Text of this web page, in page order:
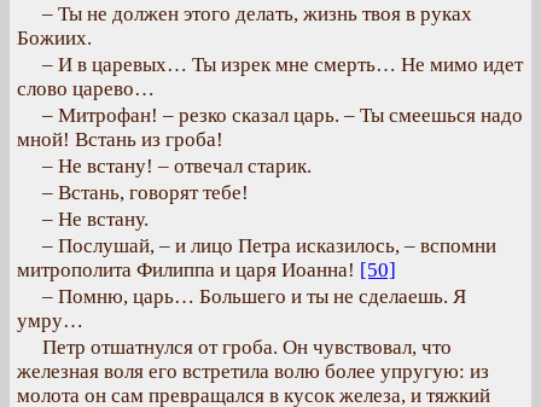
– Ты не должен этого делать, жизнь твоя в руках
Божиих.
– И в царевых… Ты изрек мне смерть… Не мимо идет
слово царево…
– Митрофан! – резко сказал царь. – Ты смеешься надо
мной! Встань из гроба!
– Не встану! – отвечал старик.
– Встань, говорят тебе!
– Не встану.
– Послушай, – и лицо Петра исказилось, – вспомни
митрополита Филиппа и царя Иоанна! [50]
– Помню, царь… Большего и ты не сделаешь. Я
умру…
Петр отшатнулся от гроба. Он чувствовал, что
железная воля его встретила волю более упругую: из
молота он сам превращался в кусок железа, и тяжкий